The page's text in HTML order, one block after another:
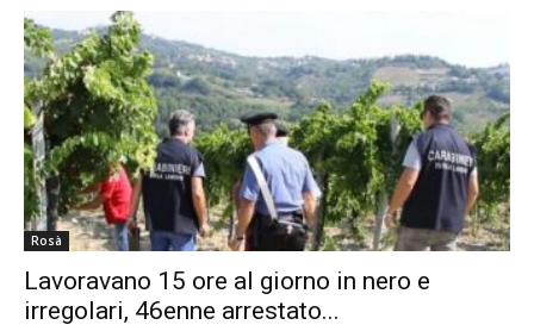
Rosà
Lavoravano 15 ore al giorno in nero e
irregolari, 46enne arrestato...